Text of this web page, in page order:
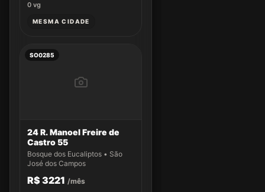
0 vg
MESMA CIDADE
SO0285
24 R. Manoel Freire de
Castro 55
Bosque dos Eucaliptos • São
José dos Campos
R$ 3221 /mês